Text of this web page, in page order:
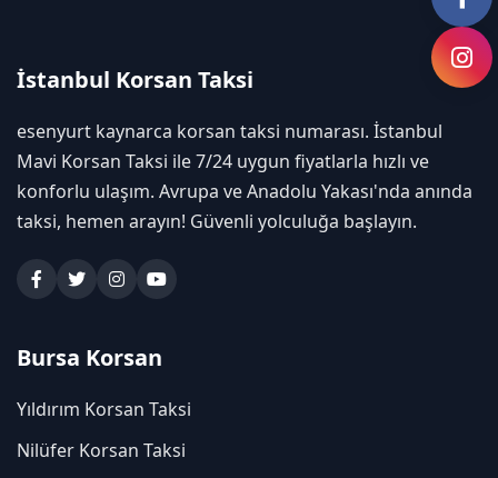
İstanbul Korsan Taksi
esenyurt kaynarca korsan taksi numarası. İstanbul
Mavi Korsan Taksi ile 7/24 uygun fiyatlarla hızlı ve
konforlu ulaşım. Avrupa ve Anadolu Yakası'nda anında
taksi, hemen arayın! Güvenli yolculuğa başlayın.
Bursa Korsan
Yıldırım Korsan Taksi
Nilüfer Korsan Taksi